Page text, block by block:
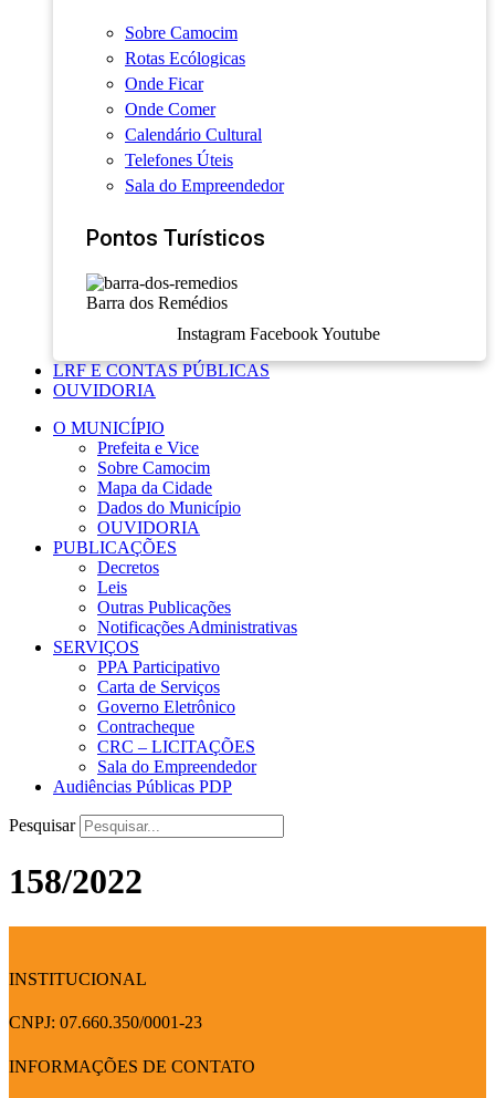
Sobre Camocim
Rotas Ecólogicas
Onde Ficar
Onde Comer
Calendário Cultural
Telefones Úteis
Sala do Empreendedor
Pontos Turísticos
Barra dos Remédios
Instagram Facebook Youtube
LRF E CONTAS PÚBLICAS
OUVIDORIA
O MUNICÍPIO
Prefeita e Vice
Sobre Camocim
Mapa da Cidade
Dados do Município
OUVIDORIA
PUBLICAÇÕES
Decretos
Leis
Outras Publicações
Notificações Administrativas
SERVIÇOS
PPA Participativo
Carta de Serviços
Governo Eletrônico
Contracheque
CRC – LICITAÇÕES
Sala do Empreendedor
Audiências Públicas PDP
Pesquisar
158/2022
INSTITUCIONAL
CNPJ: 07.660.350/0001-23
INFORMAÇÕES DE CONTATO